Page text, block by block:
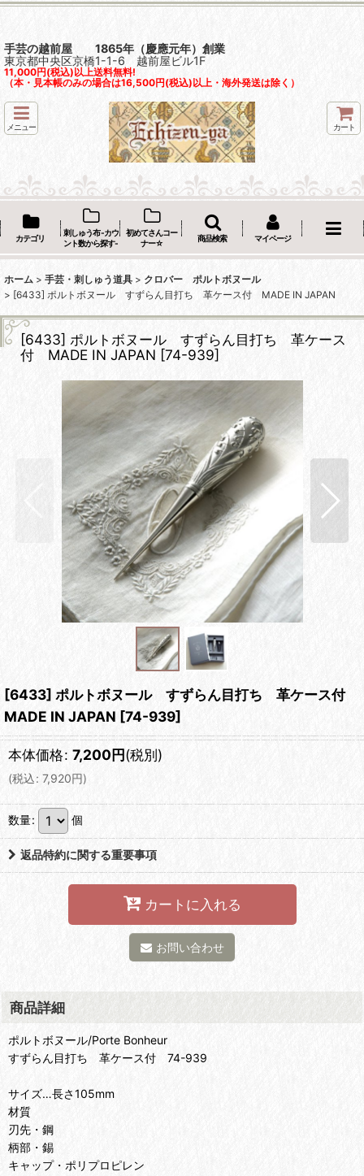
手芸の越前屋 1865年（慶應元年）創業
東京都中央区京橋1-1-6 越前屋ビル1F
11,000円(税込)以上送料無料!
（本・見本帳のみの場合は16,500円(税込)以上・海外発送は除く）
メニュー カート
カテゴリ
刺しゅう布 -カウ
ント数から探す-
初めてさんコー
ナー☆
商品検索 マイページ
ホーム > 手芸・刺しゅう道具 > クロバー ポルトボヌール
> [6433] ポルトボヌール すずらん目打ち 革ケース付 MADE IN JAPAN
[6433] ポルトボヌール すずらん目打ち 革ケース
付 MADE IN JAPAN [74-939]
[6433] ポルトボヌール すずらん目打ち 革ケース付
MADE IN JAPAN [74-939]
本体価格: 7,200円(税別)
(税込: 7,920円)
数量: 個
返品特約に関する重要事項
カートに入れる
お問い合わせ
商品詳細
ポルトボヌール/Porte Bonheur
すずらん目打ち 革ケース付 74-939
サイズ…長さ105mm
材質
刃先・鋼
柄部・錫
キャップ・ポリプロピレン